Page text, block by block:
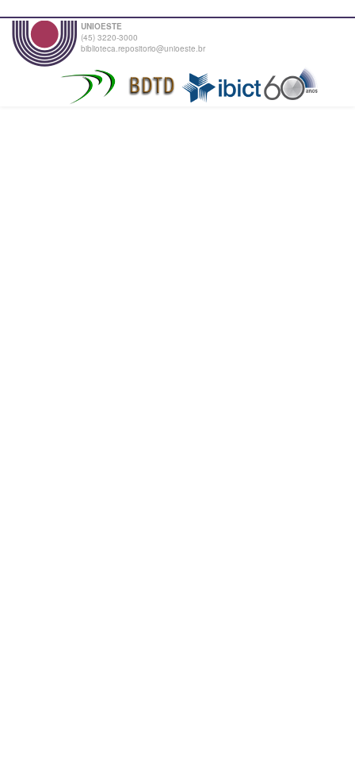
UNIOESTE
(45) 3220-3000
biblioteca.repositorio@unioeste.br